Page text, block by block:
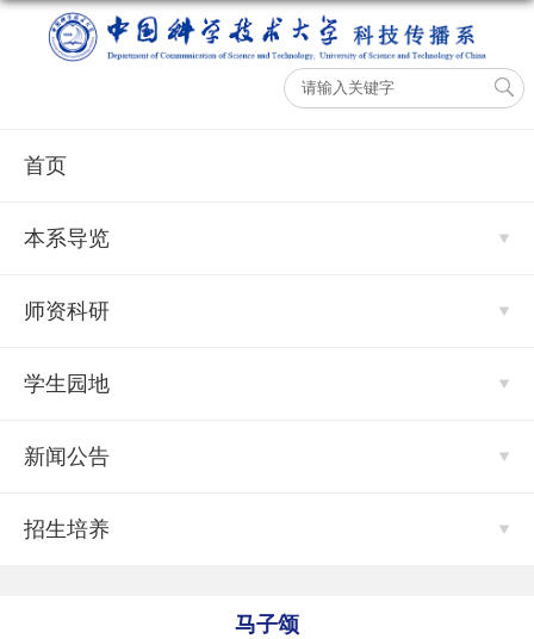
首页
本系导览
师资科研
学生园地
新闻公告
招生培养
马子颂